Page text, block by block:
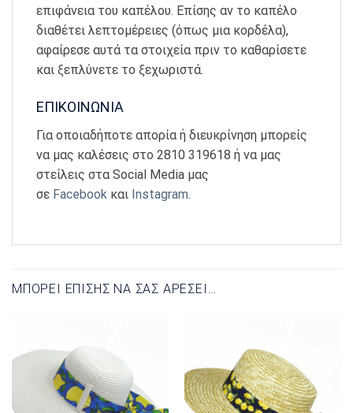
επιφάνεια του καπέλου. Επίσης αν το καπέλο
διαθέτει λεπτομέρειες (όπως μια κορδέλα),
αφαίρεσε αυτά τα στοιχεία πριν το καθαρίσετε
και ξεπλύνετε το ξεχωριστά.
ΕΠΙΚΟΙΝΩΝΙΑ
Για οποιαδήποτε απορία ή διευκρίνηση μπορείς
να μας καλέσεις στο 2810 319618 ή να μας
στείλεις στα Social Media μας
σε Facebook και Instagram.
ΜΠΟΡΕΊ ΕΠΊΣΗΣ ΝΑ ΣΑΣ ΑΡΈΣΕΙ…